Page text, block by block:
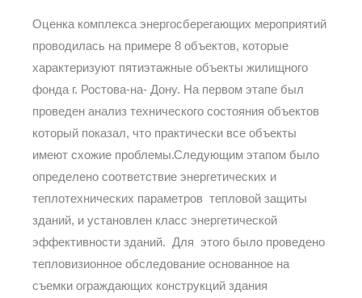
Оценка комплекса энергосберегающих мероприятий
проводилась на примере 8 объектов, которые
характеризуют пятиэтажные объекты жилищного
фонда г. Ростова-на- Дону. На первом этапе был
проведен анализ технического состояния объектов
который показал, что практически все объекты
имеют схожие проблемы.Следующим этапом было
определено соответствие энергетических и
теплотехнических параметров тепловой защиты
зданий, и установлен класс энергетической
эффективности зданий. Для этого было проведено
тепловизионное обследование основанное на
съемки ограждающих конструкций здания